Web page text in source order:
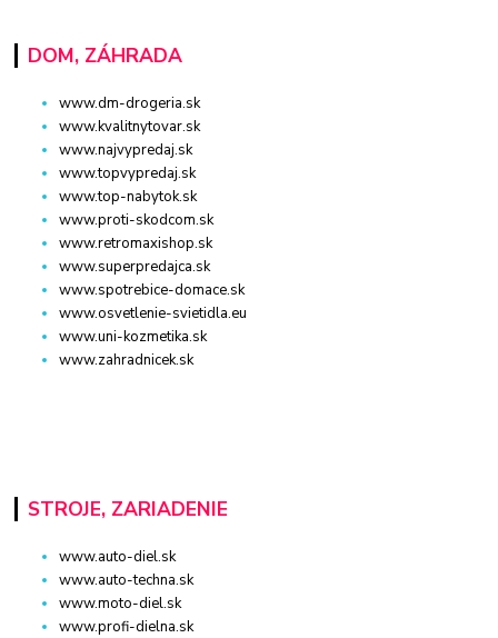
DOM, ZÁHRADA
www.dm-drogeria.sk
www.kvalitnytovar.sk
www.najvypredaj.sk
www.topvypredaj.sk
www.top-nabytok.sk
www.proti-skodcom.sk
www.retromaxishop.sk
www.superpredajca.sk
www.spotrebice-domace.sk
www.osvetlenie-svietidla.eu
www.uni-kozmetika.sk
www.zahradnicek.sk
STROJE, ZARIADENIE
www.auto-diel.sk
www.auto-techna.sk
www.moto-diel.sk
www.profi-dielna.sk